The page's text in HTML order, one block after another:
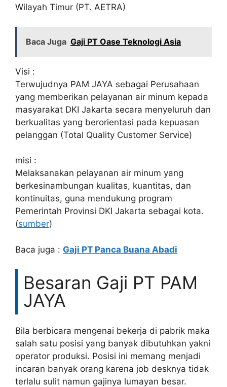
Wilayah Timur (PT. AETRA)
Baca Juga Gaji PT Oase Teknologi Asia
Visi :
Terwujudnya PAM JAYA sebagai Perusahaan
yang memberikan pelayanan air minum kepada
masyarakat DKI Jakarta secara menyeluruh dan
berkualitas yang berorientasi pada kepuasan
pelanggan (Total Quality Customer Service)
misi :
Melaksanakan pelayanan air minum yang
berkesinambungan kualitas, kuantitas, dan
kontinuitas, guna mendukung program
Pemerintah Provinsi DKI Jakarta sebagai kota.
(sumber)
Baca juga : Gaji PT Panca Buana Abadi
Besaran Gaji PT PAM
JAYA
Bila berbicara mengenai bekerja di pabrik maka
salah satu posisi yang banyak dibutuhkan yakni
operator produksi. Posisi ini memang menjadi
incaran banyak orang karena job desknya tidak
terlalu sulit namun gajinya lumayan besar.